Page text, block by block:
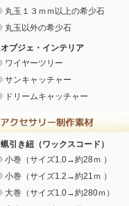
丸玉１３ｍｍ以上の希少石
丸玉以外の希少石
オブジェ・インテリア
ワイヤーツリー
サンキャッチャー
ドリームキャッチャー
蝋引き紐（ワックスコード）
小巻（サイズ1.0→約28ｍ ）
小巻（サイズ1.2→約21ｍ ）
大巻（サイズ1.0→約280ｍ）